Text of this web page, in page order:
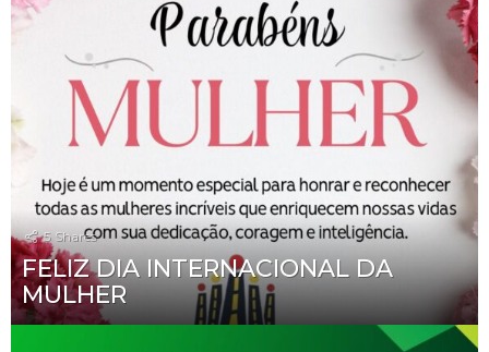
5 Shares
FELIZ DIA INTERNACIONAL DA
MULHER